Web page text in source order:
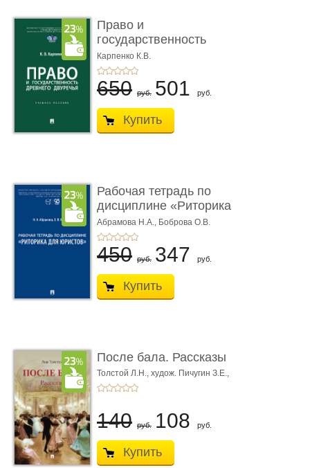
Право и
государственность
Древнего Двуречья. �
...
Карпенко К.В.
650 руб. 501 руб.
Купить
Рабочая тетрадь по
дисциплине «Риторика
для ю� ...
Абрамова Н.А., Боброва О.В.
450 руб. 347 руб.
Купить
После бала. Рассказы
Толстой Л.Н., худож. Пичугин З.Е.,
худож. Лебедев А.И.,
140 руб. 108 руб.
Купить